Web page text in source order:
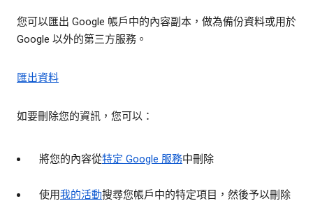
您可以匯出 Google 帳戶中的內容副本，做為備份資料或用於
Google 以外的第三方服務。
匯出資料
如要刪除您的資訊，您可以：
將您的內容從特定 Google 服務中刪除
使用我的活動搜尋您帳戶中的特定項目，然後予以刪除